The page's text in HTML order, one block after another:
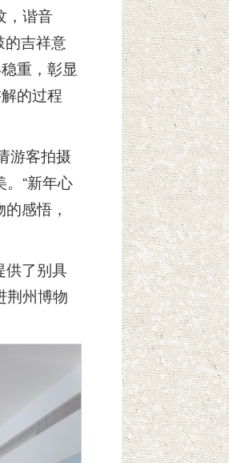
，谐音
的吉祥意
重，彰显
的过程
游客拍摄
“新年心
感悟，
供了别具
荆州博物